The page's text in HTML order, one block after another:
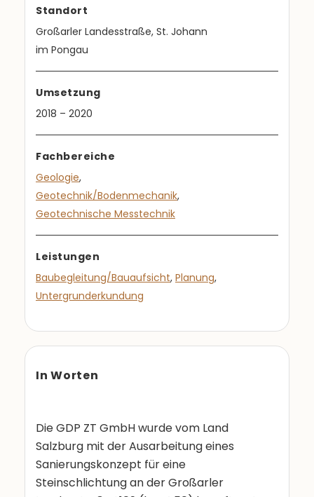
Standort
Großarler Landesstraße, St. Johann
im Pongau
Umsetzung
2018 – 2020
Fachbereiche
Geologie,
Geotechnik/Bodenmechanik,
Geotechnische Messtechnik
Leistungen
Baubegleitung/Bauaufsicht, Planung,
Untergrunderkundung
In Worten
Die GDP ZT GmbH wurde vom Land
Salzburg mit der Ausarbeitung eines
Sanierungskonzept für eine
Steinschlichtung an der Großarler